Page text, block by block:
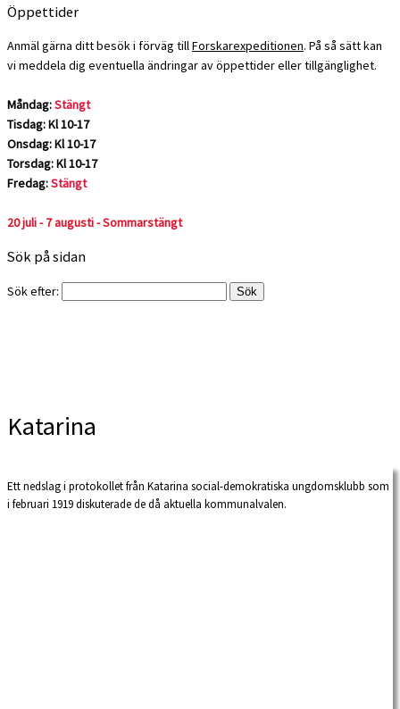
Öppettider
Anmäl gärna ditt besök i förväg tillForskarexpeditionen. På så sätt kan
vi meddela dig eventuella ändringar av öppettider eller tillgänglighet.
Måndag:Stängt
Tisdag: Kl 10-17
Onsdag: Kl 10-17
Torsdag: Kl 10-17
Fredag:Stängt
20 juli - 7 augusti - Sommarstängt
Sök på sidan
Sök efter:
Katarina
Ett nedslag i protokollet från Katarina social-demokratiska ungdomsklubb som
i februari 1919 diskuterade de då aktuella kommunalvalen.